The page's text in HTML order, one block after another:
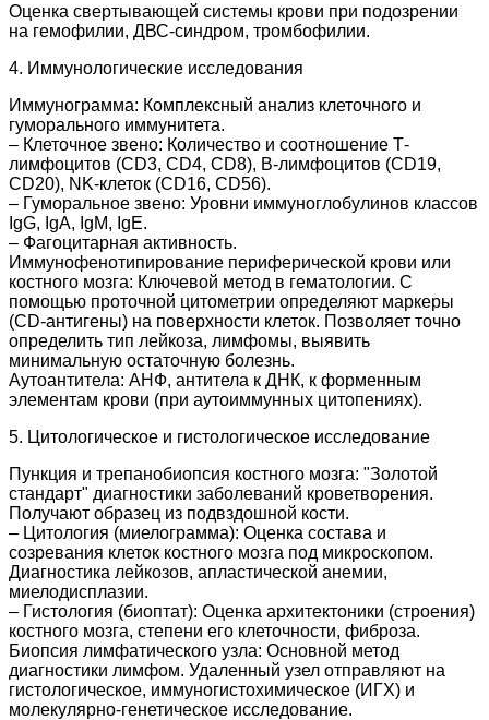
Оценка свертывающей системы крови при подозрении
на гемофилии, ДВС-синдром, тромбофилии.
4. Иммунологические исследования
Иммунограмма: Комплексный анализ клеточного и
гуморального иммунитета.
– Клеточное звено: Количество и соотношение Т-
лимфоцитов (CD3, CD4, CD8), В-лимфоцитов (CD19,
CD20), NK-клеток (CD16, CD56).
– Гуморальное звено: Уровни иммуноглобулинов классов
IgG, IgA, IgM, IgE.
– Фагоцитарная активность.
Иммунофенотипирование периферической крови или
костного мозга: Ключевой метод в гематологии. С
помощью проточной цитометрии определяют маркеры
(CD-антигены) на поверхности клеток. Позволяет точно
определить тип лейкоза, лимфомы, выявить
минимальную остаточную болезнь.
Аутоантитела: АНФ, антитела к ДНК, к форменным
элементам крови (при аутоиммунных цитопениях).
5. Цитологическое и гистологическое исследование
Пункция и трепанобиопсия костного мозга: "Золотой
стандарт" диагностики заболеваний кроветворения.
Получают образец из подвздошной кости.
– Цитология (миелограмма): Оценка состава и
созревания клеток костного мозга под микроскопом.
Диагностика лейкозов, апластической анемии,
миелодисплазии.
– Гистология (биоптат): Оценка архитектоники (строения)
костного мозга, степени его клеточности, фиброза.
Биопсия лимфатического узла: Основной метод
диагностики лимфом. Удаленный узел отправляют на
гистологическое, иммуногистохимическое (ИГХ) и
молекулярно-генетическое исследование.